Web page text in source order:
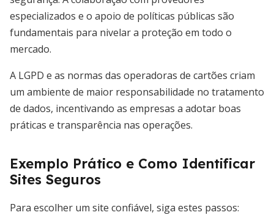
especializados e o apoio de políticas públicas são
fundamentais para nivelar a proteção em todo o
mercado.
A LGPD e as normas das operadoras de cartões criam
um ambiente de maior responsabilidade no tratamento
de dados, incentivando as empresas a adotar boas
práticas e transparência nas operações.
Exemplo Prático e Como Identificar
Sites Seguros
Para escolher um site confiável, siga estes passos: